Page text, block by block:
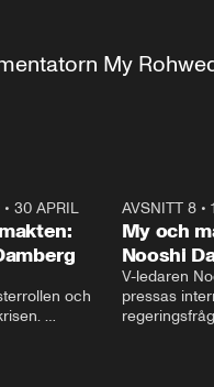
My
• 30 APRIL
och
AVSNITT 8•
My och
Nooshi
V-ledaren
pressas